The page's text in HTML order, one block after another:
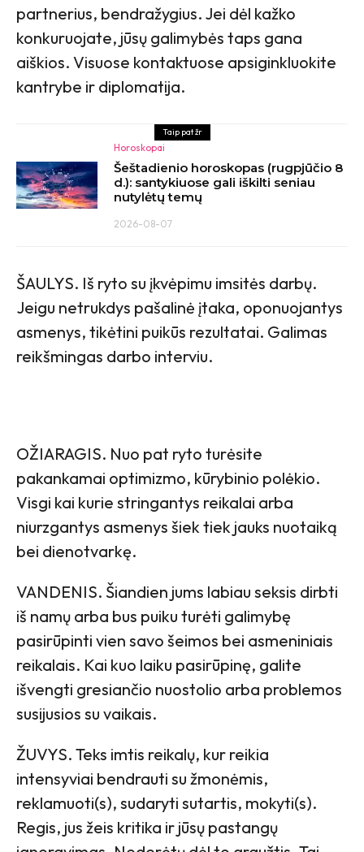
partnerius, bendražygius. Jei dėl kažko
konkuruojate, jūsų galimybės taps gana
aiškios. Visuose kontaktuose apsiginkluokite
kantrybe ir diplomatija.
Taip pat žr
Horoskopai
Šeštadienio horoskopas (rugpjūčio 8
d.): santykiuose gali iškilti seniau
nutylėtų temų
2026-08-07
ŠAULYS. Iš ryto su įkvėpimu imsitės darbų.
Jeigu netrukdys pašalinė įtaka, oponuojantys
asmenys, tikėtini puikūs rezultatai. Galimas
reikšmingas darbo interviu.
OŽIARAGIS. Nuo pat ryto turėsite
pakankamai optimizmo, kūrybinio polėkio.
Visgi kai kurie stringantys reikalai arba
niurzgantys asmenys šiek tiek jauks nuotaiką
bei dienotvarkę.
VANDENIS. Šiandien jums labiau seksis dirbti
iš namų arba bus puiku turėti galimybę
pasirūpinti vien savo šeimos bei asmeniniais
reikalais. Kai kuo laiku pasirūpinę, galite
išvengti gresiančio nuostolio arba problemos
susijusios su vaikais.
ŽUVYS. Teks imtis reikalų, kur reikia
intensyviai bendrauti su žmonėmis,
reklamuoti(s), sudaryti sutartis, mokyti(s).
Regis, jus žeis kritika ir jūsų pastangų